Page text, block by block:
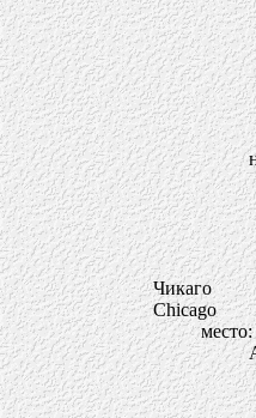
Чикаго
Chicago
место: